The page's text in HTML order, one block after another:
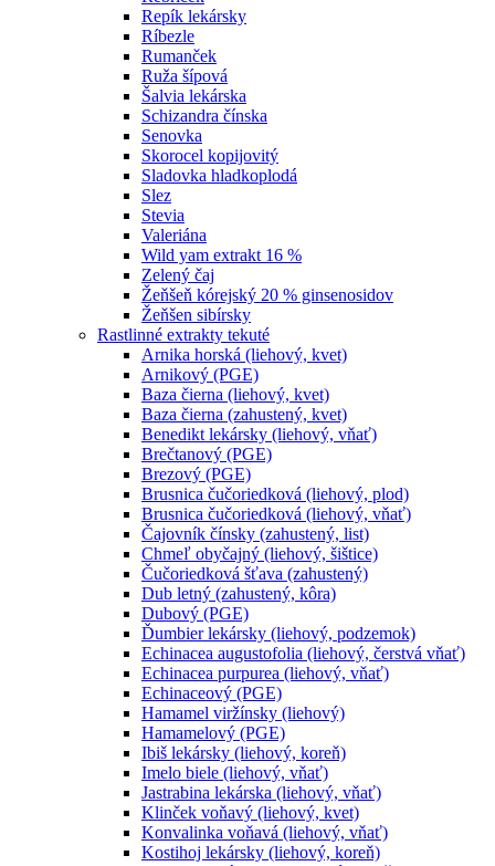
Repík lekársky
Ríbezle
Rumanček
Ruža šípová
Šalvia lekárska
Schizandra čínska
Senovka
Skorocel kopijovitý
Sladovka hladkoplodá
Slez
Stevia
Valeriána
Wild yam extrakt 16 %
Zelený čaj
Žeňšeň kórejský 20 % ginsenosidov
Žeňšen sibírsky
Rastlinné extrakty tekuté
Arnika horská (liehový, kvet)
Arnikový (PGE)
Baza čierna (liehový, kvet)
Baza čierna (zahustený, kvet)
Benedikt lekársky (liehový, vňať)
Brečtanový (PGE)
Brezový (PGE)
Brusnica čučoriedková (liehový, plod)
Brusnica čučoriedková (liehový, vňať)
Čajovník čínsky (zahustený, list)
Chmeľ obyčajný (liehový, šištice)
Čučoriedková šťava (zahustený)
Dub letný (zahustený, kôra)
Dubový (PGE)
Ďumbier lekársky (liehový, podzemok)
Echinacea augustofolia (liehový, čerstvá vňať)
Echinacea purpurea (liehový, vňať)
Echinaceový (PGE)
Hamamel viržínsky (liehový)
Hamamelový (PGE)
Ibiš lekársky (liehový, koreň)
Imelo biele (liehový, vňať)
Jastrabina lekárska (liehový, vňať)
Klinček voňavý (liehový, kvet)
Konvalinka voňavá (liehový, vňať)
Kostihoj lekársky (liehový, koreň)